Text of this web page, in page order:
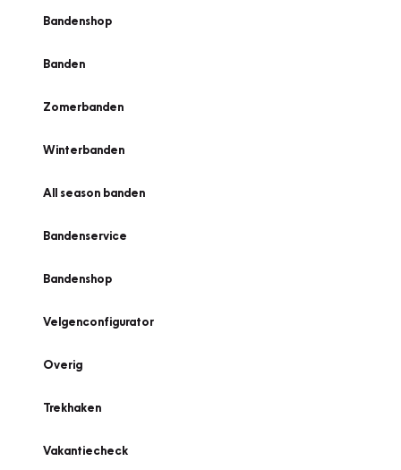
Bandenshop
Banden
Zomerbanden
Winterbanden
All season banden
Bandenservice
Bandenshop
Velgenconfigurator
Overig
Trekhaken
Vakantiecheck